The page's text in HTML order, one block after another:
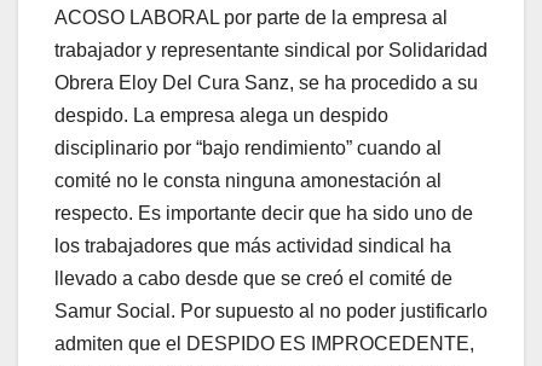
ACOSO LABORAL por parte de la empresa al
trabajador y representante sindical por Solidaridad
Obrera Eloy Del Cura Sanz, se ha procedido a su
despido. La empresa alega un despido
disciplinario por “bajo rendimiento” cuando al
comité no le consta ninguna amonestación al
respecto. Es importante decir que ha sido uno de
los trabajadores que más actividad sindical ha
llevado a cabo desde que se creó el comité de
Samur Social. Por supuesto al no poder justificarlo
admiten que el DESPIDO ES IMPROCEDENTE,